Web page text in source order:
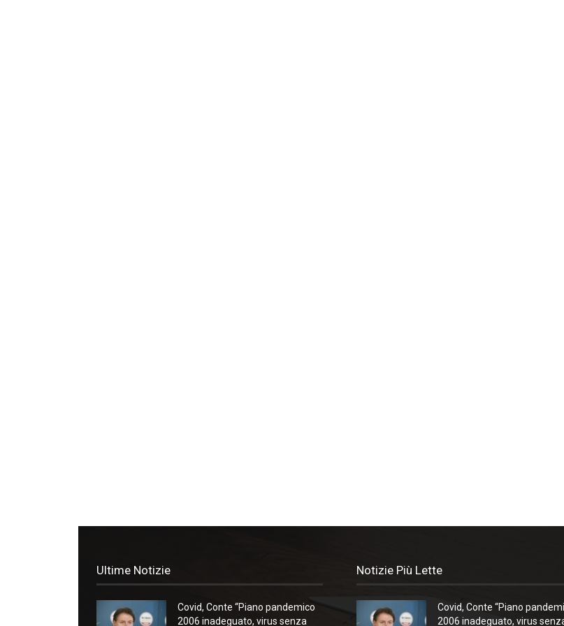
Ultime Notizie
Covid, Conte “Piano pandemico
2006 inadeguato, virus senza
Notizie Più Lette
Covid, Conte “Piano
2006 inadeguato, virus